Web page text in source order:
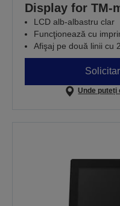
Display for TM-
LCD alb-albastru clar
Funcţionează cu
Afişaj pe două linii cu
Unde puteți